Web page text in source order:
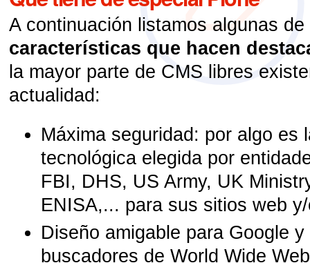
A continuación listamos algunas de
características que hacen
la mayor parte de CMS libres
actualidad:
Máxima seguridad: por algo es
tecnológica elegida por
FBI, DHS, US Army, UK
ENISA,... para sus sitios web
Diseño amigable para Google y
buscadores de World Wide